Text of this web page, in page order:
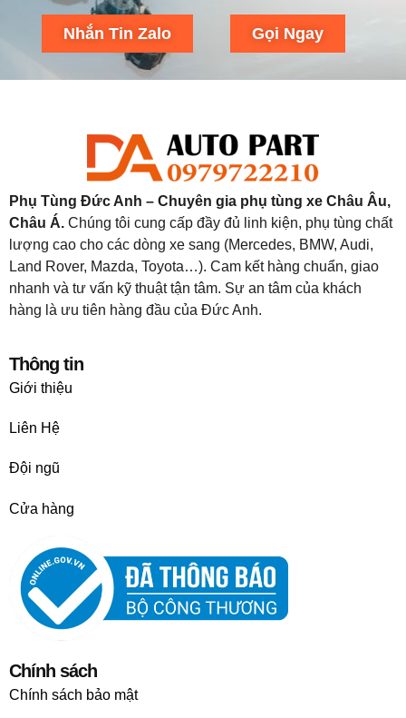
Nhắn Tin Zalo Gọi Ngay
Phụ Tùng Đức Anh – Chuyên gia phụ tùng xe Châu Âu,
Châu Á. Chúng tôi cung cấp đầy đủ linh kiện, phụ tùng chất
lượng cao cho các dòng xe sang (Mercedes, BMW, Audi,
Land Rover, Mazda, Toyota…). Cam kết hàng chuẩn, giao
nhanh và tư vấn kỹ thuật tận tâm. Sự an tâm của khách
hàng là ưu tiên hàng đầu của Đức Anh.
Thông tin
Giới thiệu
Liên Hệ
Đội ngũ
Cửa hàng
Chính sách
Chính sách bảo mật